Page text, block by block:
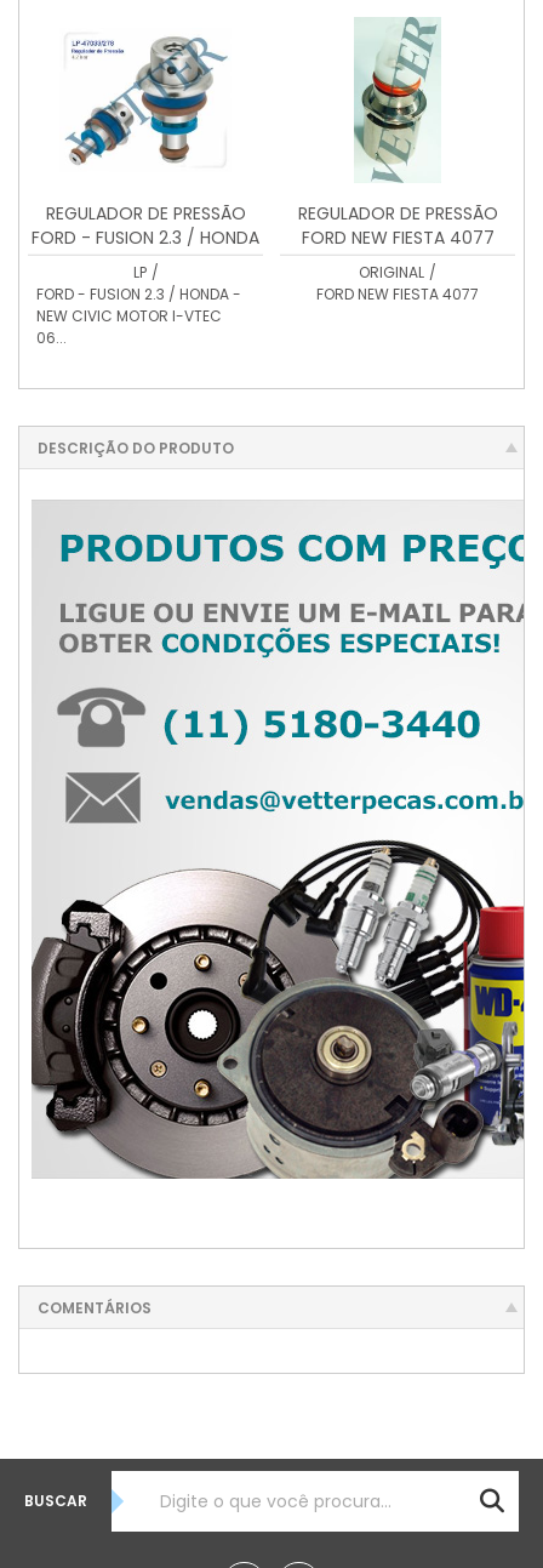
REGULADOR DE PRESSÃO
FORD - FUSION 2.3 / HONDA
- NEW CIVIC MOTOR I-VTEC
06...
LP /
FORD - FUSION 2.3 / HONDA -
NEW CIVIC MOTOR I-VTEC
06...
REGULADOR DE PRESSÃO
FORD NEW FIESTA 4077
ORIGINAL /
FORD NEW FIESTA 4077
DESCRIÇÃO DO PRODUTO
COMENTÁRIOS
BUSCAR